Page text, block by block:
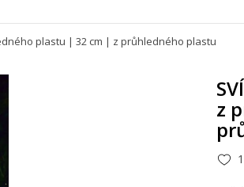
plastu | 32 cm | z průhledného plastu
z